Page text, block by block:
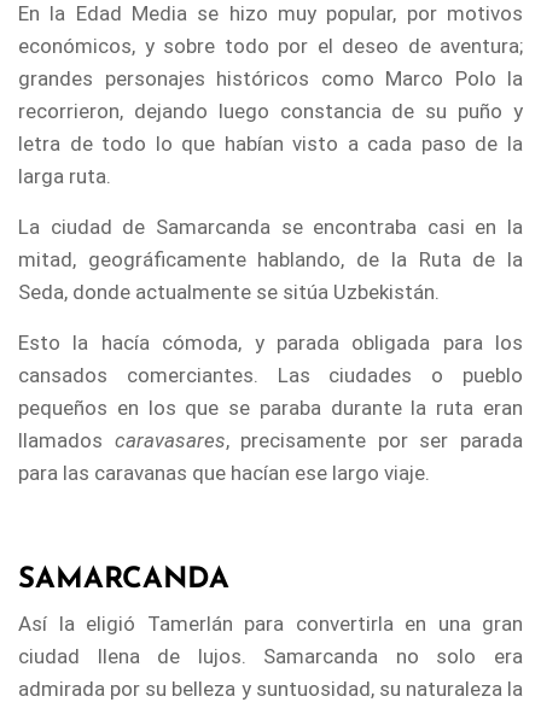
En la Edad Media se hizo muy popular, por motivos
económicos, y sobre todo por el deseo de aventura;
grandes personajes históricos como Marco Polo la
recorrieron, dejando luego constancia de su puño y
letra de todo lo que habían visto a cada paso de la
larga ruta.
La ciudad de Samarcanda se encontraba casi en la
mitad, geográficamente hablando, de la Ruta de la
Seda, donde actualmente se sitúa Uzbekistán.
Esto la hacía cómoda, y parada obligada para los
cansados comerciantes. Las ciudades o pueblo
pequeños en los que se paraba durante la ruta eran
llamados caravasares, precisamente por ser parada
para las caravanas que hacían ese largo viaje.
SAMARCANDA
Así la eligió Tamerlán para convertirla en una gran
ciudad llena de lujos. Samarcanda no solo era
admirada por su belleza y suntuosidad, su naturaleza la